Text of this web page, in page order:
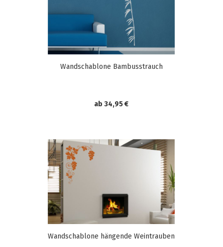
Wandschablone Bambusstrauch
ab 34,95 €
Wandschablone hängende Weintrauben